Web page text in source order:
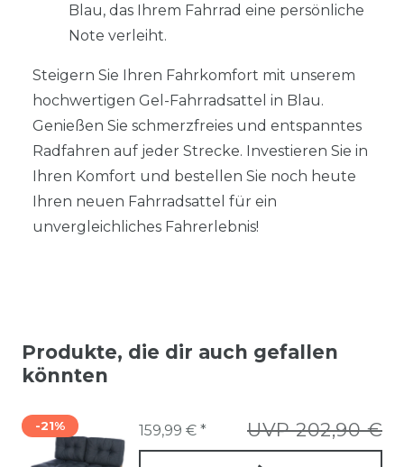
Blau, das Ihrem Fahrrad eine persönliche
Note verleiht.
Steigern Sie Ihren Fahrkomfort mit unserem
hochwertigen Gel-Fahrradsattel in Blau.
Genießen Sie schmerzfreies und entspanntes
Radfahren auf jeder Strecke. Investieren Sie in
Ihren Komfort und bestellen Sie noch heute
Ihren neuen Fahrradsattel für ein
unvergleichliches Fahrerlebnis!
Produkte, die dir auch gefallen
könnten
-21% UVP 202,90 €
159,99 € *